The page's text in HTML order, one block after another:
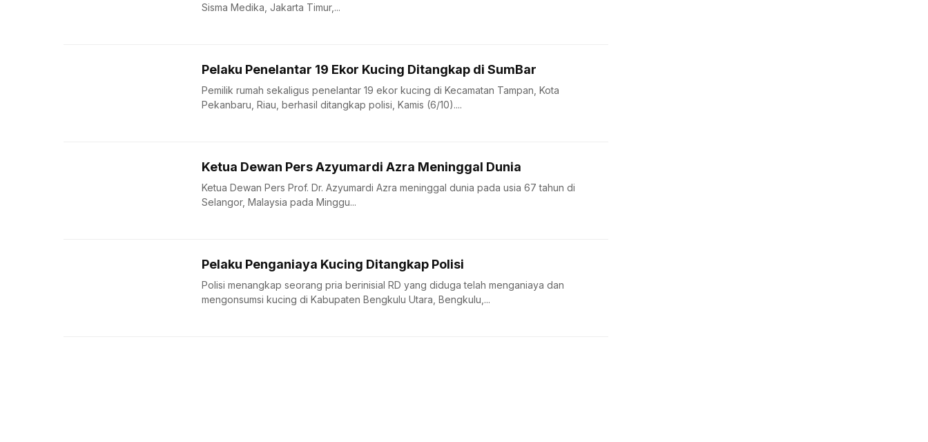
Sisma Medika, Jakarta Timur,...
Pelaku Penelantar 19 Ekor Kucing Ditangkap di SumBar
Pemilik rumah sekaligus penelantar 19 ekor kucing di Kecamatan Tampan, Kota
Pekanbaru, Riau, berhasil ditangkap polisi, Kamis (6/10)....
Ketua Dewan Pers Azyumardi Azra Meninggal Dunia
Ketua Dewan Pers Prof. Dr. Azyumardi Azra meninggal dunia pada usia 67 tahun di
Selangor, Malaysia pada Minggu...
Pelaku Penganiaya Kucing Ditangkap Polisi
Polisi menangkap seorang pria berinisial RD yang diduga telah menganiaya dan
mengonsumsi kucing di Kabupaten Bengkulu Utara, Bengkulu,...